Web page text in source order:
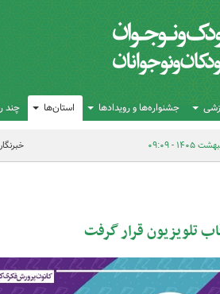
جشنواره‌ها و رویدادها استان‌ها چند
خبرنگار:
تلویزیون قرار گرفت